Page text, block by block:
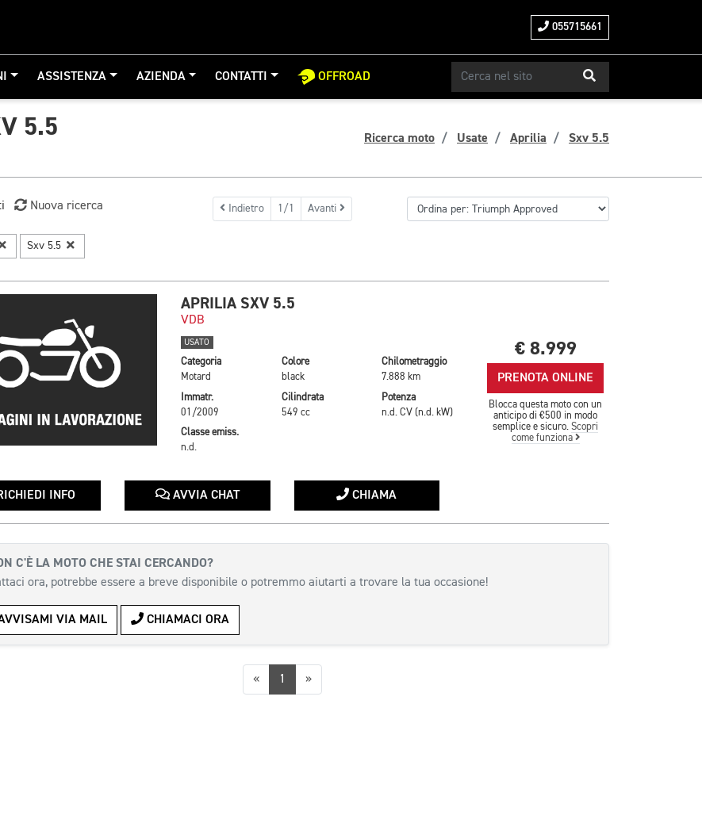
055715661
ASSISTENZA AZIENDA CONTATTI OFFROAD
5.5 Ricerca moto Usate Aprilia Sxv 5.5
Nuova ricerca Indietro 1/1 Avanti
Sxv 5.5
APRILIA SXV 5.5
VDB
USATO
Categoria
Motard
Colore
black
Chilometraggio
7.888 km
Immatr.
01/2009
Cilindrata
549 cc
Potenza
n.d. CV (n.d. kW)
Classe emiss.
n.d.
€ 8.999
PRENOTA ONLINE
Blocca questa moto con un
anticipo di €500 in modo
semplice e sicuro.Scopri
come funziona
INFO AVVIA CHAT CHIAMA
C'È LA MOTO CHE STAI CERCANDO?
ora, potrebbe essere a breve disponibile o potremmo aiutarti a trovare la tua occasione!
VIA MAIL CHIAMACI ORA
«Precedente
1 »Successiva